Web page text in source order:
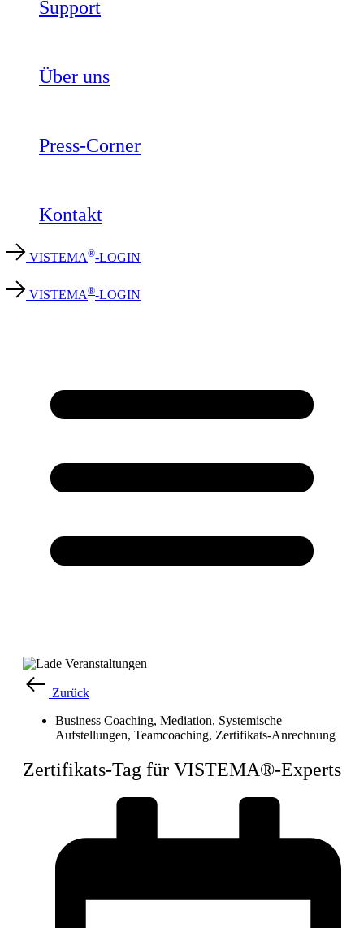
Support
Über uns
Press-Corner
Kontakt
VISTEMA®-LOGIN
VISTEMA®-LOGIN
Zurück
Business Coaching, Mediation, Systemische
Aufstellungen, Teamcoaching, Zertifikats-Anrechnung
Zertifikats-Tag für VISTEMA®-Experts